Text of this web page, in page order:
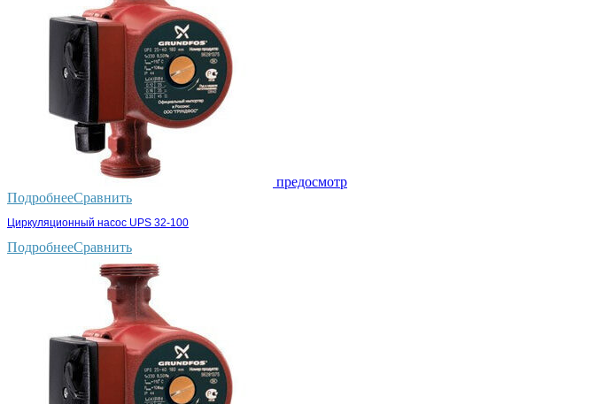
предосмотр
ПодробнееСравнить
Циркуляционный насос UPS 32-100
ПодробнееСравнить